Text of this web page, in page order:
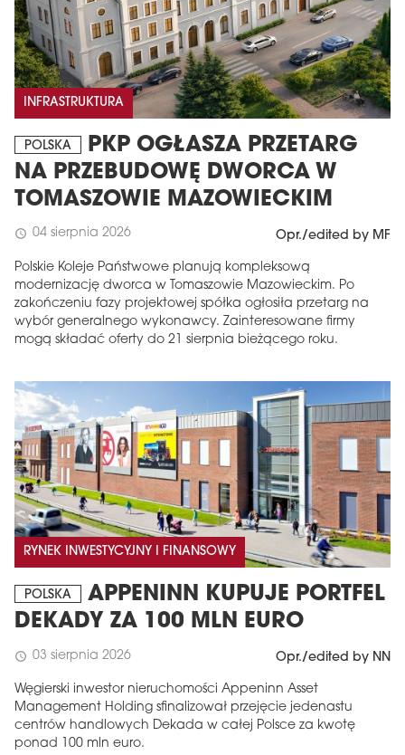
INFRASTRUKTURA
POLSKA
PKP OGŁASZA PRZETARG
NA PRZEBUDOWĘ DWORCA W
TOMASZOWIE MAZOWIECKIM
schedule 04 sierpnia 2026 Opr./edited by MF
Polskie Koleje Państwowe planują kompleksową
modernizację dworca w Tomaszowie Mazowieckim. Po
zakończeniu fazy projektowej spółka ogłosiła przetarg na
wybór generalnego wykonawcy. Zainteresowane firmy
mogą składać oferty do 21 sierpnia bieżącego roku.
RYNEK INWESTYCYJNY I FINANSOWY
POLSKA
APPENINN KUPUJE PORTFEL
DEKADY ZA 100 MLN EURO
schedule 03 sierpnia 2026 Opr./edited by NN
Węgierski inwestor nieruchomości Appeninn Asset
Management Holding sfinalizował przejęcie jedenastu
centrów handlowych Dekada w całej Polsce za kwotę
ponad 100 mln euro.